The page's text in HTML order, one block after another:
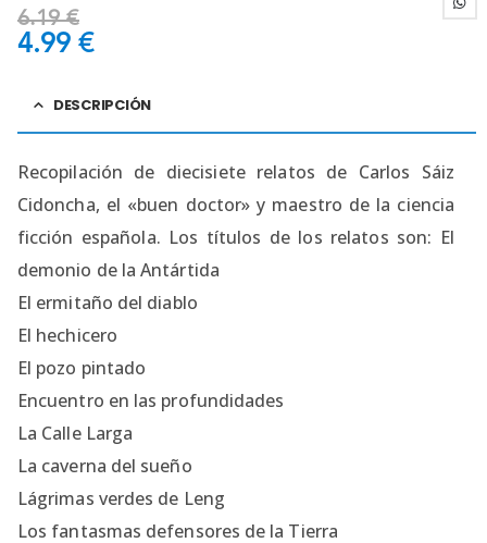
6.19€
4.99 €
DESCRIPCIÓN
Recopilación de diecisiete relatos de Carlos Sáiz
Cidoncha, el «buen doctor» y maestro de la ciencia
ficción española. Los títulos de los relatos son: El
demonio de la Antártida
El ermitaño del diablo
El hechicero
El pozo pintado
Encuentro en las profundidades
La Calle Larga
La caverna del sueño
Lágrimas verdes de Leng
Los fantasmas defensores de la Tierra